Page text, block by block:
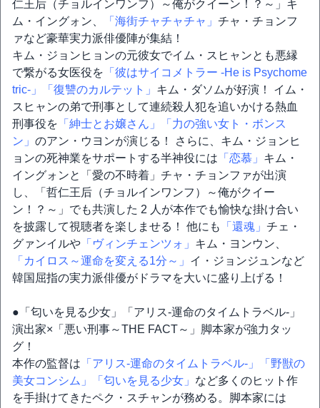
仁王后（チョルインワンフ）～俺がクイーン！？～」キ
ム・イングォン、
「海街チャチャチャ」 チャ・チョンフ
ァなど豪華実力派俳優陣が集結！
キム・ジョンヒョンの元彼女でイム・スヒャンとも悪縁
で繋がる女医役を 「彼はサイコメトラー -He is Psychome
tric-」
「復讐のカルテット」 キム・ダソムが好演！ イム・
スヒャンの弟で刑事として連続殺人犯を追いかける熱血
刑事役を 「紳士とお嬢さん」
「力の強い女ト・ボンス
ン」 のアン・ウヨンが演じる！ さらに、キム・ジョンヒ
ョンの死神業をサポートする半神役には 「恋慕」 キム・
イングォンと「愛の不時着」チャ・チョンファが出演
し、「哲仁王后（チョルインワンフ）～俺がクイー
ン！？～」でも共演した 2 人が本作でも愉快な掛け合い
を披露して視聴者を楽しませる！ 他にも
「還魂」 チェ・
グァンイルや 「ヴィンチェンツォ」 キム・ヨンウン、
「カイロス～運命を変える1分～」 イ・ジョンジュンなど
韓国屈指の実力派俳優がドラマを大いに盛り上げる！
●「匂いを見る少女」「アリス-運命のタイムトラベル-」
演出家×「悪い刑事～THE FACT～」脚本家が強力タッ
グ！
本作の監督は 「アリス-運命のタイムトラベル-」
「野獣の
美女コンシム」
「匂いを見る少女」 など多くのヒット作
を手掛けてきたペク・スチャンが務める。脚本家には